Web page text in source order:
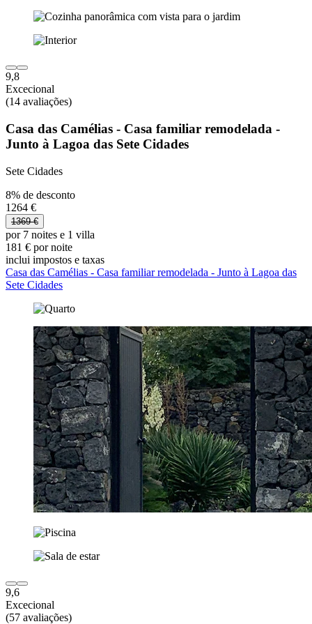
9,8
Excecional
(14 avaliações)
Casa das Camélias - Casa familiar remodelada -
Junto à Lagoa das Sete Cidades
Sete Cidades
8% de desconto
1264 €
1369 €
por 7 noites e 1 villa
181 € por noite
inclui impostos e taxas
Casa das Camélias - Casa familiar remodelada - Junto à Lagoa das
Sete Cidades
9,6
Excecional
(57 avaliações)